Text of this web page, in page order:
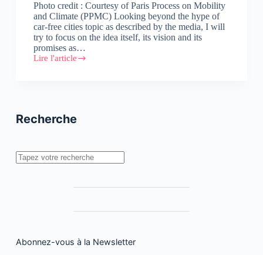
Photo credit : Courtesy of Paris Process on Mobility
and Climate (PPMC) Looking beyond the hype of
car-free cities topic as described by the media, I will
try to focus on the idea itself, its vision and its
promises as…
Lire l'article
How
free
Recherche
Rechercher
Abonnez-vous à la Newsletter